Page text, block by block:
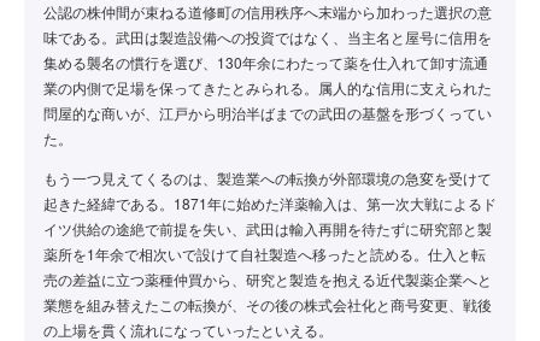
公認の株仲間が束ねる道修町の信用秩序へ末端から加わった選択の意
味である。武田は製造設備への投資ではなく、当主名と屋号に信用を
集める襲名の慣行を選び、130年余にわたって薬を仕入れて卸す流通
業の内側で足場を保ってきたとみられる。属人的な信用に支えられた
問屋的な商いが、江戸から明治半ばまでの武田の基盤を形づくってい
た。
もう一つ見えてくるのは、製造業への転換が外部環境の急変を受けて
起きた経緯である。1871年に始めた洋薬輸入は、第一次大戦によるド
イツ供給の途絶で前提を失い、武田は輸入再開を待たずに研究部と製
薬所を1年余で相次いで設けて自社製造へ移ったと読める。仕入と転
売の差益に立つ薬種仲買から、研究と製造を抱える近代製薬企業へと
業態を組み替えたこの転換が、その後の株式会社化と商号変更、戦後
の上場を貫く流れになっていったといえる。